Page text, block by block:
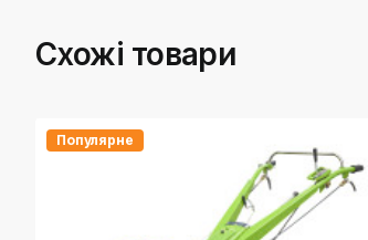
Схожі товари
Популярне